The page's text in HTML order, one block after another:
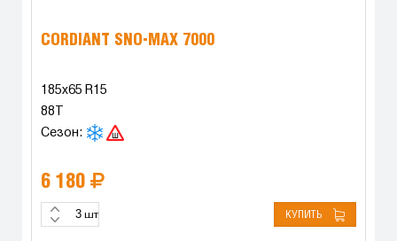
CORDIANT SNO-MAX 7000
185x65 R15
88T
Сезон:
6 180
шт КУПИТЬ